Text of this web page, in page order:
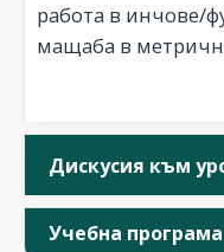
работа в инчове/
мащаба в
Дискусия към
Учебна програма